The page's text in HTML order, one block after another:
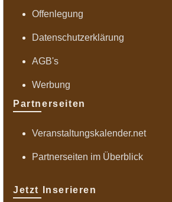
Offenlegung
Datenschutzerklärung
AGB's
Werbung
Partnerseiten
Veranstaltungskalender.net
Partnerseiten im Überblick
Jetzt Inserieren